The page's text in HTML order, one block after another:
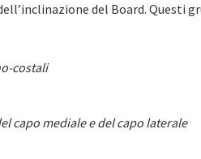
del Board. Questi
costali
capo mediale e del capo laterale